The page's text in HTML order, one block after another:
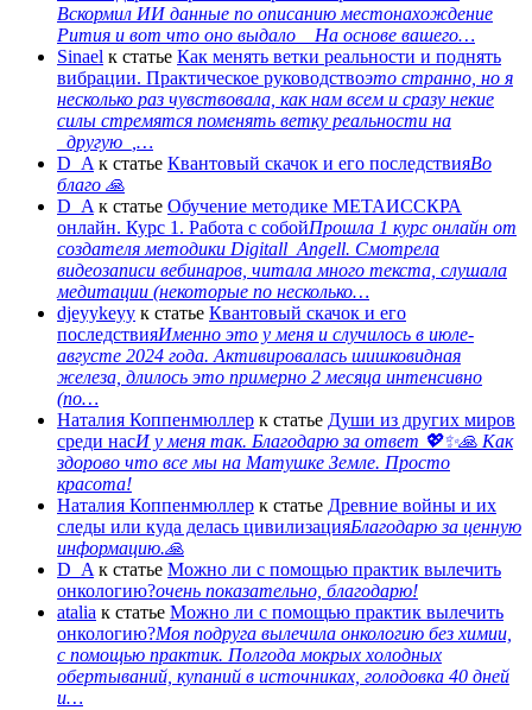
Вскормил ИИ данные по описанию местонахождение
Рития и вот что оно выдало На основе вашего…
Sinael к статье Как менять ветки реальности и поднять
вибрации. Практическое руководствоэто странно, но я
несколько раз чувствовала, как нам всем и сразу некие
силы стремятся поменять ветку реальности на
_другую_,…
D_A к статье Квантовый скачок и его последствияВо
благо 🙏
D_A к статье Обучение методике МЕТАИССКРА
онлайн. Курс 1. Работа с собойПрошла 1 курс онлайн от
создателя методики Digitall_Angell. Смотрела
видеозаписи вебинаров, читала много текста, слушала
медитации (некоторые по несколько…
djeyykeyy к статье Квантовый скачок и его
последствияИменно это у меня и случилось в июле-
августе 2024 года. Активировалась шишковидная
железа, длилось это примерно 2 месяца интенсивно
(по…
Наталия Коппенмюллер к статье Души из других миров
среди насИ у меня так. Благодарю за ответ 💖✨️🙏 Как
здорово что все мы на Матушке Земле. Просто
красота!
Наталия Коппенмюллер к статье Древние войны и их
следы или куда делась цивилизацияБлагодарю за ценную
информацию.🙏
D_A к статье Можно ли с помощью практик вылечить
онкологию?очень показательно, благодарю!
atalia к статье Можно ли с помощью практик вылечить
онкологию?Моя подруга вылечила онкологию без химии,
с помощью практик. Полгода мокрых холодных
обертываний, купаний в источниках, голодовка 40 дней
и…